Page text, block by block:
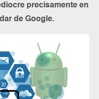
precisamente en
de Google.